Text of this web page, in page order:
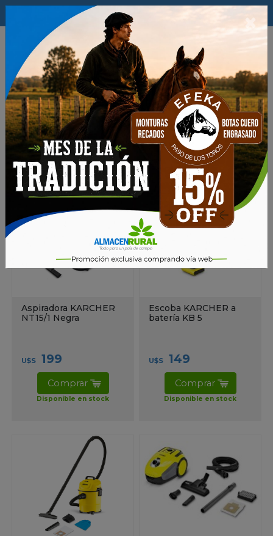
Productos Ferreteria y Hogar EQUIPAMIENTO PARA HOGAR
Aspiradoras
Aspiradora KARCHER
NT15/1 Negra
U$S 199
Disponible en stock
Comprar
Escoba KARCHER a
batería KB 5
U$S 149
Disponible en stock
Comprar
×